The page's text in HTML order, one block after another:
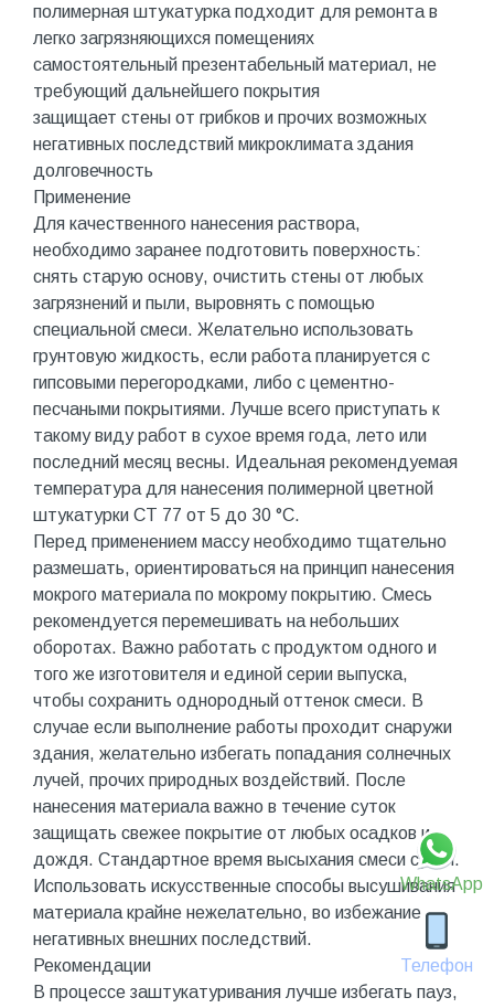
WhatsApp
Телефон
полимерная штукатурка подходит для ремонта в
легко загрязняющихся помещениях
самостоятельный презентабельный материал, не
требующий дальнейшего покрытия
защищает стены от грибков и прочих возможных
негативных последствий микроклимата здания
долговечность
Применение
Для качественного нанесения раствора,
необходимо заранее подготовить поверхность:
снять старую основу, очистить стены от любых
загрязнений и пыли, выровнять с помощью
специальной смеси. Желательно использовать
грунтовую жидкость, если работа планируется с
гипсовыми перегородками, либо с цементно-
песчаными покрытиями. Лучше всего приступать к
такому виду работ в сухое время года, лето или
последний месяц весны. Идеальная рекомендуемая
температура для нанесения полимерной цветной
штукатурки CT 77 от 5 до 30 °C.
Перед применением массу необходимо тщательно
размешать, ориентироваться на принцип нанесения
мокрого материала по мокрому покрытию. Смесь
рекомендуется перемешивать на небольших
оборотах. Важно работать с продуктом одного и
того же изготовителя и единой серии выпуска,
чтобы сохранить однородный оттенок смеси. В
случае если выполнение работы проходит снаружи
здания, желательно избегать попадания солнечных
лучей, прочих природных воздействий. После
нанесения материала важно в течение суток
защищать свежее покрытие от любых осадков и
дождя. Стандартное время высыхания смеси сутки.
Использовать искусственные способы высушивания
материала крайне нежелательно, во избежание
негативных внешних последствий.
Рекомендации
В процессе заштукатуривания лучше избегать пауз,